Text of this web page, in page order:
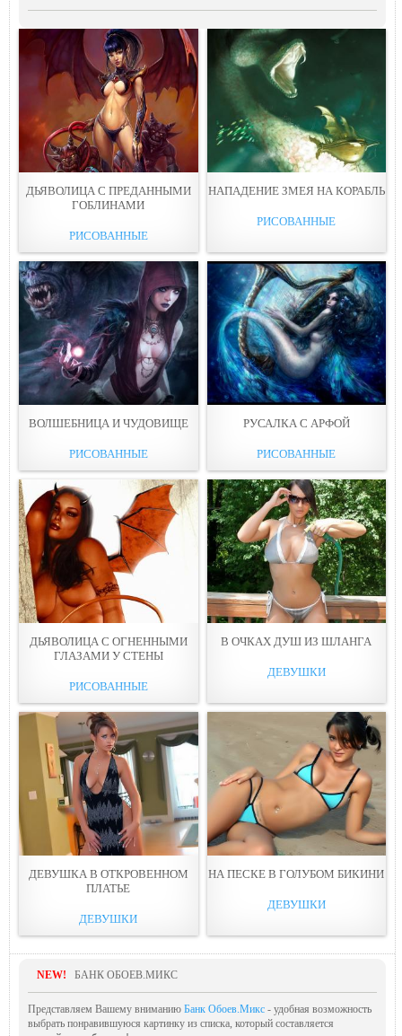
ДЬЯВОЛИЦА С ПРЕДАННЫМИ
ГОБЛИНАМИ
РИСОВАННЫЕ
НАПАДЕНИЕ ЗМЕЯ НА КОРАБЛЬ
РИСОВАННЫЕ
ВОЛШЕБНИЦА И ЧУДОВИЩЕ
РИСОВАННЫЕ
РУСАЛКА С АРФОЙ
РИСОВАННЫЕ
ДЬЯВОЛИЦА С ОГНЕННЫМИ
ГЛАЗАМИ У СТЕНЫ
РИСОВАННЫЕ
В ОЧКАХ ДУШ ИЗ ШЛАНГА
ДЕВУШКИ
ДЕВУШКА В ОТКРОВЕННОМ
ПЛАТЬЕ
ДЕВУШКИ
НА ПЕСКЕ В ГОЛУБОМ БИКИНИ
ДЕВУШКИ
NEW! БАНК ОБОЕВ.МИКС
Представляем Вашему вниманию Банк Обоев.Микс - удобная возможность
выбрать понравившуюся картинку из списка, который составляется